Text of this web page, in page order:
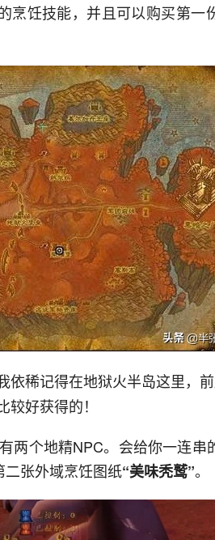
烹饪技能，并且可以购买第一
依稀记得在地狱火半岛这里，
好获得的！
两个地精NPC。会给你一连串
二张外域烹饪图纸“美味秃鹫”。